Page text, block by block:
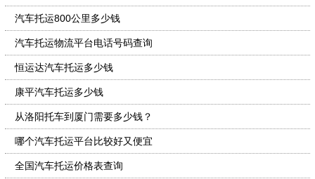
汽车托运800公里多少钱
汽车托运物流平台电话号码查询
恒运达汽车托运多少钱
康平汽车托运多少钱
从洛阳托车到厦门需要多少钱？
哪个汽车托运平台比较好又便宜
全国汽车托运价格表查询